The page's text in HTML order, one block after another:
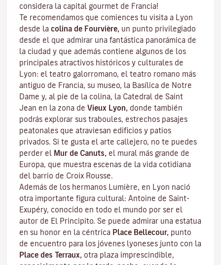
considera la capital gourmet de Francia!
Te recomendamos que comiences tu visita a Lyon
desde la colina de Fourvière, un punto privilegiado
desde el que admirar una fantástica panorámica de
la ciudad y que además contiene algunos de los
principales atractivos históricos y culturales de
Lyon: el teatro galorromano, el teatro romano más
antiguo de Francia, su museo, la Basílica de Notre
Dame y, al pie de la colina, la Catedral de Saint
Jean en la zona de Vieux Lyon, donde también
podrás explorar sus traboules, estrechos pasajes
peatonales que atraviesan edificios y patios
privados. Si te gusta el arte callejero, no te puedes
perder el Mur de Canuts, el mural más grande de
Europa, que muestra escenas de la vida cotidiana
del barrio de Croix Rousse.
Además de los hermanos Lumière, en Lyon nació
otra importante figura cultural: Antoine de Saint-
Exupéry, conocido en todo el mundo por ser el
autor de El Principito. Se puede admirar una estatua
en su honor en la céntrica Place Bellecour, punto
de encuentro para los jóvenes lyoneses junto con la
Place des Terraux, otra plaza imprescindible,